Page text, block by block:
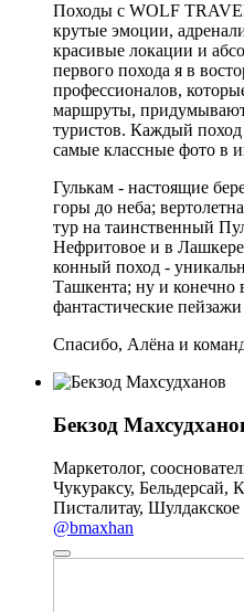
Походы с WOLF
крутые эмоции,
красивые локации и
первого похода я в
профессионалов,
маршруты,
туристов. Каждый
самые классные фото в
Гулькам - настоящие
горы до неба;
тур на таинственный
Нефритовое и в
конный поход -
Ташкента; ну и
фантастические
Спасибо, Алёна и
Бекзод
Маркетолог,
Чукураксу, Бельдерсай,
Писталитау, Шулдакское
@bmaxhan